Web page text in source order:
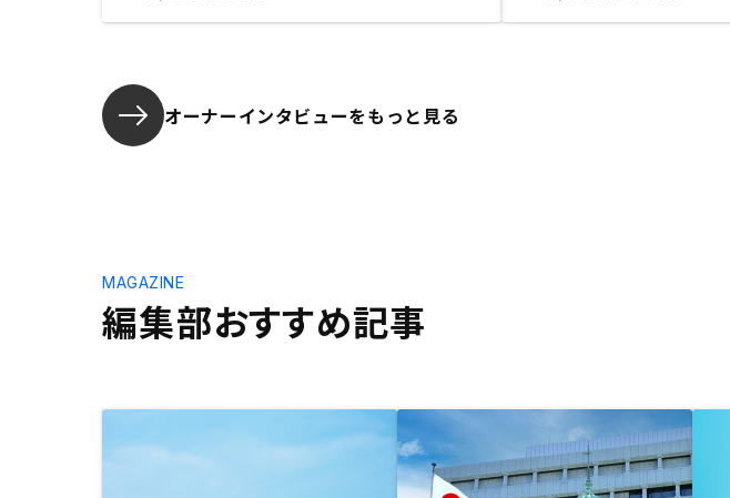
オーナーインタビューをもっと見る
編集部おすすめ記事
MAGAZINE